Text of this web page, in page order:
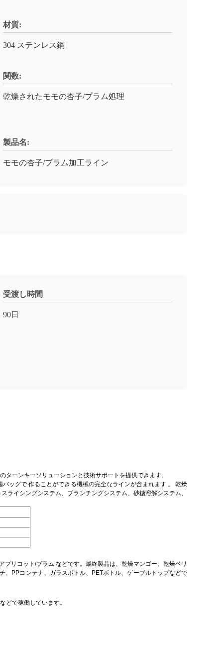
材質:
304 ステンレス鋼
関数:
乾燥されたモモの杏子/プラム処理
製品名:
モモの杏子/プラム加工ライン
受渡し時間
90日
ーンキーソリューションと技術サポートを提供できます。
バッグで 作ることができる機械の完全なラインが含まれます 。
乾燥
ライシングシステム、ブランチングシステム、砂糖溶解システム、
プリコット/プラム などです。最終製品は、乾燥マンゴー、乾燥ベリ
、PPコンテナ、ガラスボトル、PETボトル、ゲーブルトップなどで
どで稼働しています。